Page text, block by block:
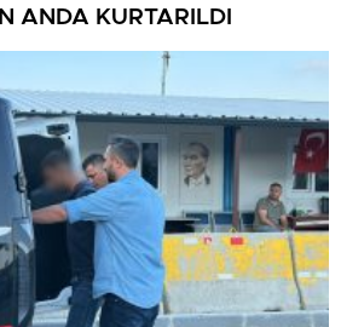
ANDA KURTARILDI